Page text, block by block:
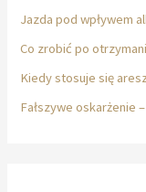
Jazda pod wpływem
Co zrobić po
Kiedy stosuje się
Fałszywe oskarżenie